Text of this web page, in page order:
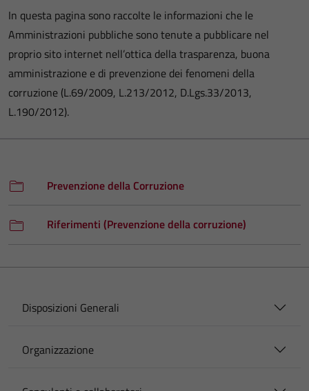
In questa pagina sono raccolte le informazioni che le
Amministrazioni pubbliche sono tenute a pubblicare nel
proprio sito internet nell’ottica della trasparenza, buona
amministrazione e di prevenzione dei fenomeni della
corruzione (L.69/2009, L.213/2012, D.Lgs.33/2013,
L.190/2012).
Prevenzione della Corruzione
Riferimenti (Prevenzione della corruzione)
Disposizioni Generali
Organizzazione